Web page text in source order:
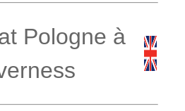
Pologne à